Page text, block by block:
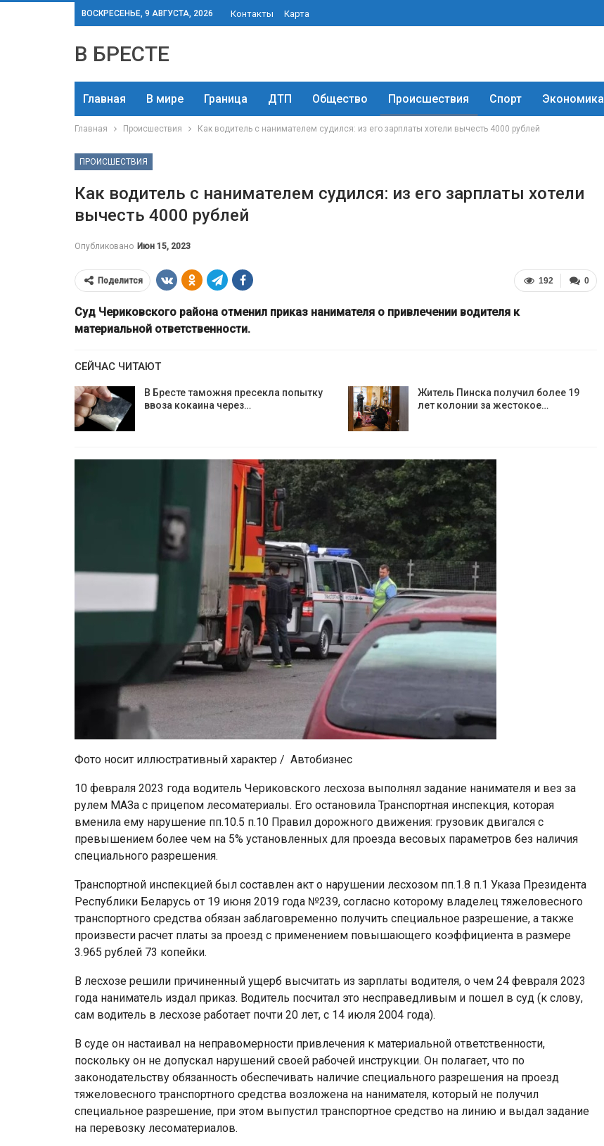
ВОСКРЕСЕНЬЕ, 9 АВГУСТА, 2026 Контакты Карта
В БРЕСТЕ
Главная В мире Граница ДТП Общество Происшествия Спорт Экономика
Главная Происшествия Как водитель с нанимателем судился: из его зарплаты хотели вычесть 4000 рублей
ПРОИСШЕСТВИЯ
Как водитель с нанимателем судился: из его зарплаты хотели
вычесть 4000 рублей
Опубликовано Июн 15, 2023
0
192
Поделится
Суд Чериковского района отменил приказ нанимателя о привлечении водителя к
материальной ответственности.
СЕЙЧАС ЧИТАЮТ
В Бресте таможня пресекла попытку
ввоза кокаина через…
Житель Пинска получил более 19
лет колонии за жестокое…
Фото носит иллюстративный характер / Автобизнес
10 февраля 2023 года водитель Чериковского лесхоза выполнял задание нанимателя и вез за
рулем МАЗа с прицепом лесоматериалы. Его остановила Транспортная инспекция, которая
вменила ему нарушение пп.10.5 п.10 Правил дорожного движения: грузовик двигался с
превышением более чем на 5% установленных для проезда весовых параметров без наличия
специального разрешения.
Транспортной инспекцией был составлен акт о нарушении лесхозом пп.1.8 п.1 Указа Президента
Республики Беларусь от 19 июня 2019 года №239, согласно которому владелец тяжеловесного
транспортного средства обязан заблаговременно получить специальное разрешение, а также
произвести расчет платы за проезд с применением повышающего коэффициента в размере
3.965 рублей 73 копейки.
В лесхозе решили причиненный ущерб высчитать из зарплаты водителя, о чем 24 февраля 2023
года наниматель издал приказ. Водитель посчитал это несправедливым и пошел в суд (к слову,
сам водитель в лесхозе работает почти 20 лет, с 14 июля 2004 года).
В суде он настаивал на неправомерности привлечения к материальной ответственности,
поскольку он не допускал нарушений своей рабочей инструкции. Он полагает, что по
законодательству обязанность обеспечивать наличие специального разрешения на проезд
тяжеловесного транспортного средства возложена на нанимателя, который не получил
специальное разрешение, при этом выпустил транспортное средство на линию и выдал задание
на перевозку лесоматериалов.